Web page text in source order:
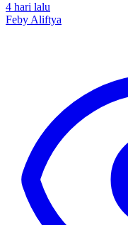
4 hari lalu
Feby Aliftya